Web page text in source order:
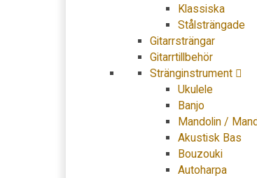
Klassiska
Stålsträngade
Gitarrsträngar
Gitarrtillbehör
Stränginstrument
Ukulele
Banjo
Mandolin /
Akustisk Bas
Bouzouki
Autoharpa